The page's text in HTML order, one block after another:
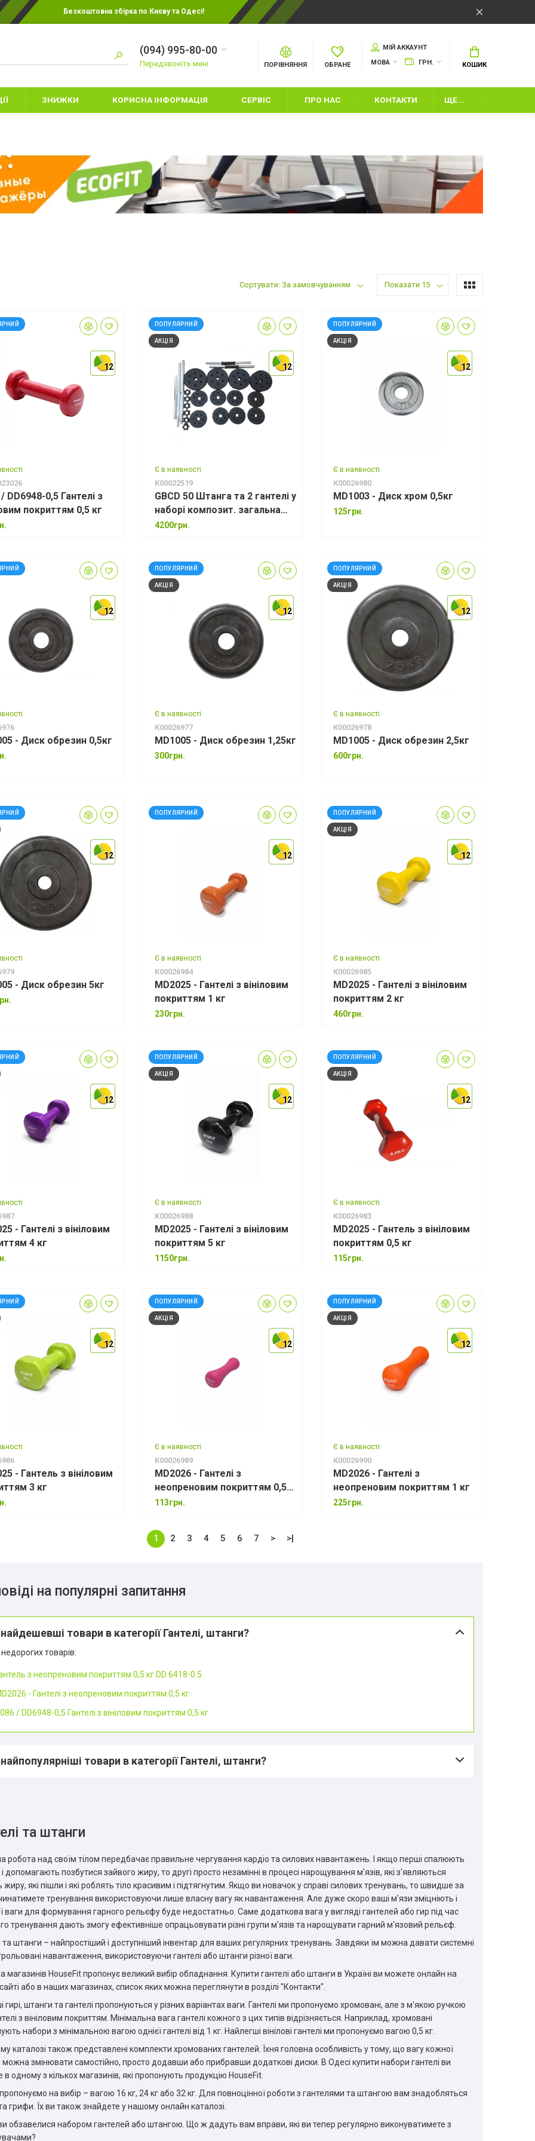
Безкоштовна збірка по Києву та Одесі!
(094) 995-80-00
Передзвоніть мені ПОРІВНЯННЯ ОБРАНЕ
МІЙ АККАУНТ
МОВА
ГРН. КОШИК
БОКСЕРСЬКІ
РУКАВИЦІ ДЛЯ КАРАТЕ
РУКАВИЦІ ДЛЯ ММА
НАМЕТИ
ЗНИЖКИ КОРИСНА ІНФОРМАЦІЯ СЕРВІС ПРО НАС КОНТАКТИ ЩЕ...
Сортувати: За замовчуванням Показати 15
12
12
12
DD6948-0,5 Гантелі з
покриттям 0,5 кг
12
12
12
ПОПУЛЯРНИЙ
АКЦІЯ
Є в наявності
К00022519
GBCD 50 Штанга та 2 гантелі у
наборі композит. загальна
вага 50кг
4200грн.
12
12
12
ПОПУЛЯРНИЙ
АКЦІЯ
Є в наявності
К00026980
MD1003 - Диск хром 0,5кг
125грн.
12
12
12
- Диск обрезин 0,5кг
12
12
12
ПОПУЛЯРНИЙ
АКЦІЯ
Є в наявності
К00026977
MD1005 - Диск обрезин 1,25кг
300грн.
12
12
12
ПОПУЛЯРНИЙ
АКЦІЯ
Є в наявності
К00026978
MD1005 - Диск обрезин 2,5кг
600грн.
12
12
12
- Диск обрезин 5кг
12
12
12
ПОПУЛЯРНИЙ
Є в наявності
К00026984
MD2025 - Гантелі з вініловим
покриттям 1 кг
230грн.
12
12
12
ПОПУЛЯРНИЙ
АКЦІЯ
Є в наявності
К00026985
MD2025 - Гантелі з вініловим
покриттям 2 кг
460грн.
12
12
12
- Гантелі з вініловим
4 кг
12
12
12
ПОПУЛЯРНИЙ
АКЦІЯ
Є в наявності
К00026988
MD2025 - Гантелі з вініловим
покриттям 5 кг
1150грн.
12
12
12
ПОПУЛЯРНИЙ
АКЦІЯ
Є в наявності
К00026983
MD2025 - Гантель з вініловим
покриттям 0,5 кг
115грн.
12
12
12
- Гантель з вініловим
3 кг
12
12
12
ПОПУЛЯРНИЙ
АКЦІЯ
Є в наявності
К00026989
MD2026 - Гантелі з
неопреновим покриттям 0,5
кг
113грн.
12
12
12
ПОПУЛЯРНИЙ
АКЦІЯ
Є в наявності
К00026990
MD2026 - Гантелі з
неопреновим покриттям 1 кг
225грн.
1 2 3 4 5 6 7 > >|
на популярні запитання
найдешевші товари в категорії Гантелі, штанги?
товарів:
з неопреновим покриттям 0,5 кг DD 6418-0.5
- Гантелі з неопреновим покриттям 0,5 кг
/ DD6948-0,5 Гантелі з вініловим покриттям 0,5 кг
найпопулярніші товари в категорії Гантелі, штанги?
та штанги
робота над своїм тілом передбачає правильне чергування кардіо та силових навантажень. І якщо перші спалюють
і допомагають позбутися зайвого жиру, то другі просто незамінні в процесі нарощування м'язів, які з'являються
жиру, які пішли і які роблять тіло красивим і підтягнутим. Якщо ви новачок у справі силових тренувань, то швидше за
тренування використовуючи лише власну вагу як навантаження. Але дуже скоро ваші м'язи зміцніють і
ваги для формування гарного рельєфу буде недостатньо. Саме додаткова вага у вигляді гантелей або гир під час
тренування дають змогу ефективніше опрацьовувати різні групи м'язів та нарощувати гарний м'язовий рельєф.
та штанги – найпростіший і доступніший інвентар для ваших регулярних тренувань. Завдяки їм можна давати системні
навантаження, використовуючи гантелі або штанги різної ваги.
магазинів HouseFit пропонує великий вибір обладнання. Купити гантелі або штанги в Україні ви можете онлайн на
або в наших магазинах, список яких можна переглянути в розділі "Контакти".
гирі, штанги та гантелі пропонуються у різних варіантах ваги. Гантелі ми пропонуємо хромовані, але з м'якою ручкою
з вініловим покриттям. Мінімальна вага гантелі кожного з цих типів відрізняється. Наприклад, хромовані
набори з мінімальною вагою однієї гантелі від 1 кг. Найлегші вінілові гантелі ми пропонуємо вагою 0,5 кг.
каталозі також представлені комплекти хромованих гантелей. Їхня головна особливість у тому, що вагу кожної
можна змінювати самостійно, просто додавши або прибравши додаткові диски. В Одесі купити набори гантелі ви
одному з кількох магазинів, які пропонують продукцію HouseFit.
пропонуємо на вибір – вагою 16 кг, 24 кг або 32 кг. Для повноцінної роботи з гантелями та штангою вам знадобляться
грифи. Їх ви також знайдете у нашому онлайн каталозі.
обзавелися набором гантелей або штангою. Що ж дадуть вам вправи, які ви тепер регулярно виконуватимете з